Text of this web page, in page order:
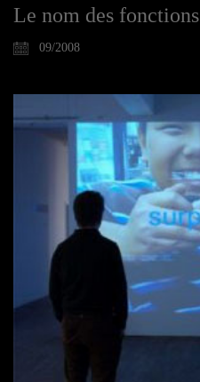
Le nom des fonctions
09/2008